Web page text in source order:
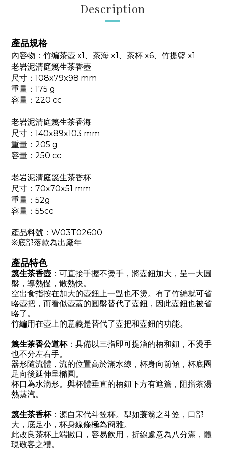
Description
產品規格
內容物：竹编茶壺 x1、茶海 x1、茶杯 x6、竹提籃 x1
老岩泥清庭篾生茶香壺
尺寸：108x79x98 mm
重量：175 g
容量：220 cc
老岩泥清庭篾生茶香海
尺寸：140x89x103 mm
重量：205 g
容量：250 cc
老岩泥清庭篾生茶香杯
尺寸：70x70x51 mm
重量：52g
容量：55cc
產品料號：W03T02600
※底部落款為出廠年
產品特色
篾生茶香壺 ：可直接手握不燙手，將壺鈕加大，呈一大圓
盤，導熱慢，散熱快。
空出食指按在加大的壺鈕上一點也不燙。有了竹編就可省
略壺把，而看似壺蓋的圓盤替代了壺鈕，因此壺鈕也被省
略了。
竹編用在壺上的意義是替代了壺把和壺鈕的功能。
篾生茶香公道杯：具備以三指即可提溜的柄和鈕，不燙手
也不分左右手。
器形隨流體，流的位置高於滿水線，杯身向前傾，杯底圈
足向後延伸呈橢圓。
杯口為水滴形。與杯體垂直的柄鈕下方有遮簷，阻擋茶湯
熱蒸汽。
篾生茶香杯：源自宋代斗笠杯。型如蓑翁之斗笠，口部
大，底足小，杯身線條極為簡雅。
此改良茶杯上端撇口，容易飲用，折線處意為八分滿，體
現敬客之禮。